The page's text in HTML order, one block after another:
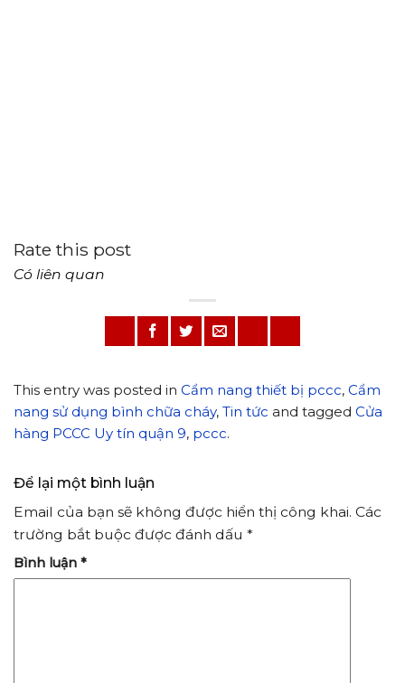
Rate this post
Có liên quan
This entry was posted in Cẩm nang thiết bị pccc, Cẩm
nang sử dụng bình chữa cháy, Tin tức and tagged Cửa
hàng PCCC Uy tín quận 9, pccc.
Để lại một bình luận
Email của bạn sẽ không được hiển thị công khai. Các
trường bắt buộc được đánh dấu *
Bình luận *